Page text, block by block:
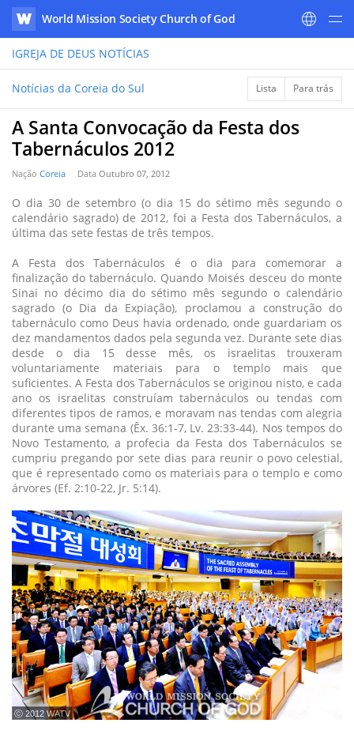
WATV
World Mission Society Church of God
IGREJA DE DEUS NOTÍCIAS
Notícias da Coreia do Sul Lista Para trás
A Santa Convocação da Festa dos
Tabernáculos 2012
Nação Coreia Data Outubro 07, 2012
O dia 30 de setembro (o dia 15 do sétimo mês segundo o
calendário sagrado) de 2012, foi a Festa dos Tabernáculos, a
última das sete festas de três tempos.
A Festa dos Tabernáculos é o dia para comemorar a
finalização do tabernáculo. Quando Moisés desceu do monte
Sinai no décimo dia do sétimo mês segundo o calendário
sagrado (o Dia da Expiação), proclamou a construção do
tabernáculo como Deus havia ordenado, onde guardariam os
dez mandamentos dados pela segunda vez. Durante sete dias
desde o dia 15 desse mês, os israelitas trouxeram
voluntariamente materiais para o templo mais que
suficientes. A Festa dos Tabernáculos se originou nisto, e cada
ano os israelitas construíam tabernáculos ou tendas com
diferentes tipos de ramos, e moravam nas tendas com alegria
durante uma semana (Êx. 36:1-7, Lv. 23:33-44). Nos tempos do
Novo Testamento, a profecia da Festa dos Tabernáculos se
cumpriu pregando por sete dias para reunir o povo celestial,
que é representado como os materiais para o templo e como
árvores (Ef. 2:10-22, Jr. 5:14).
ⓒ 2012 WATV